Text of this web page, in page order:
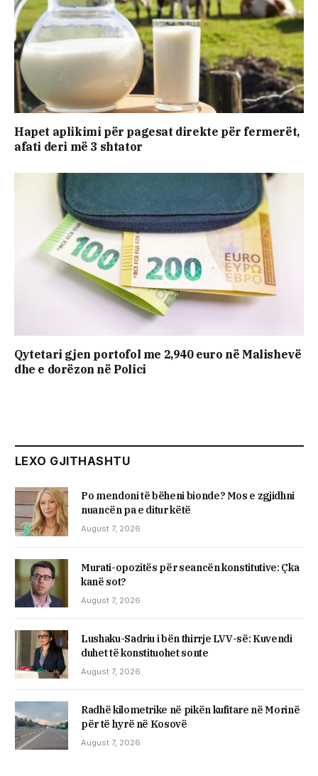
Hapet aplikimi për pagesat direkte për fermerët,
afati deri më 3 shtator
Qytetari gjen portofol me 2,940 euro në Malishevë
dhe e dorëzon në Polici
LEXO GJITHASHTU
Po mendoni të bëheni bionde? Mos e zgjidhni
nuancën pa e ditur këtë
August 7, 2026
​Murati-opozitës për seancën konstitutive: Çka
kanë sot?
August 7, 2026
Lushaku-Sadriu i bën thirrje LVV-së: Kuvendi
duhet të konstituohet sonte
August 7, 2026
​Radhë kilometrike në pikën kufitare në Morinë
për të hyrë në Kosovë
August 7, 2026